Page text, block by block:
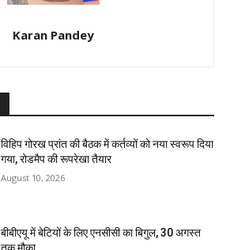
Karan Pandey
विहिप गोरख प्रांत की बैठक में कर्तव्यों को नया स्वरूप दिया
गया, रोडमैप की रूपरेखा तैयार
August 10, 2026
बीबीएयू में बेटियों के लिए एनसीसी का बिगुल, 30 अगस्त